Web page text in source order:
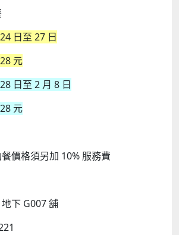
日至 27 日
元
日至 2 月 8 日
元
價格須另加 10% 服務費
地下 G007 舖